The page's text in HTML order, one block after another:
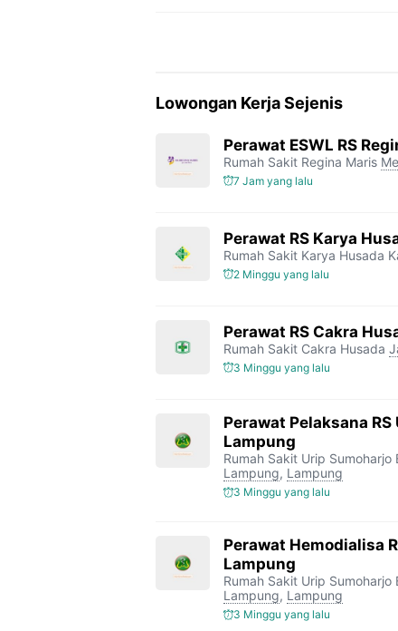
Lowongan Kerja Sejenis
Perawat ESWL RS
Rumah Sakit Regina Maris
7 Jam yang lalu
Perawat RS Karya
Rumah Sakit Karya Husada
2 Minggu yang lalu
Perawat RS Cakra
Rumah Sakit Cakra Husada
3 Minggu yang lalu
Perawat Pelaksana
Lampung
Rumah Sakit Urip Sumoharjo
Lampung, Lampung
3 Minggu yang lalu
Perawat Hemodialisa
Lampung
Rumah Sakit Urip Sumoharjo
Lampung, Lampung
3 Minggu yang lalu